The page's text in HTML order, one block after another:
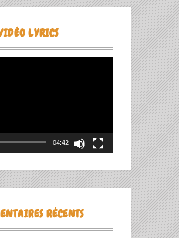
LYRICS
04:42
RÉCENTS